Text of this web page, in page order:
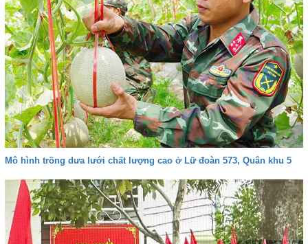
Mô hình trồng dưa lưới chất lượng cao ở Lữ đoàn 573, Quân khu 5